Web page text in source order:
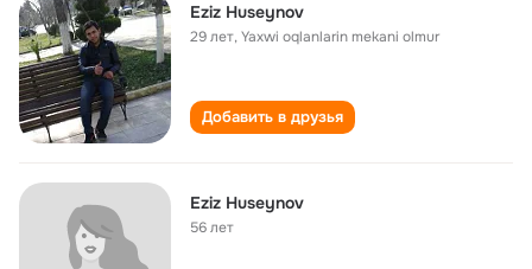
Eziz Huseynov
29 лет,Yaxwi oqlanlarin mekani olmur
Добавить в друзья
Eziz Huseynov
56 лет